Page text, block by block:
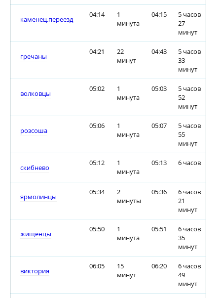
каменец.переезд
04:14
1
минута
04:15
5 часов
27
минут
гречаны
04:21
22
минут
04:43
5 часов
33
минут
волковцы
05:02
1
минута
05:03
5 часов
52
минут
розсоша
05:06
1
минута
05:07
5 часов
55
минут
скибнево
05:12
1
минута
05:13 6 часов
ярмолинцы
05:34
2
минуты
05:36
6 часов
21
минут
жищенцы
05:50
1
минута
05:51
6 часов
35
минут
виктория
06:05
15
минут
06:20
6 часов
49
минут